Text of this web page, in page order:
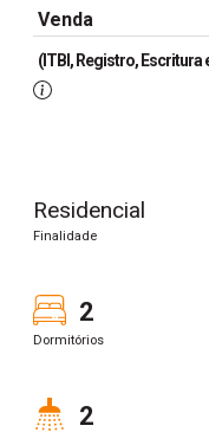
Venda
(ITBI, Registro, Escritura
Residencial
Finalidade
2
Dormitórios
2